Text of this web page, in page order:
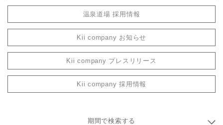
温泉道場 採用情報
Kii company お知らせ
Kii company プレスリリース
Kii company 採用情報
期間で検索する